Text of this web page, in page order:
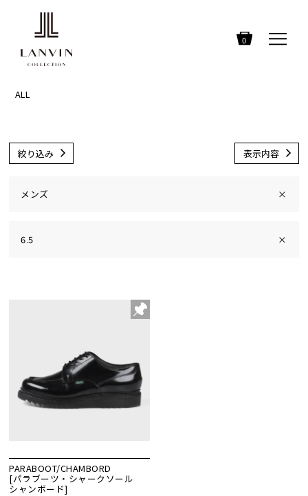
0
ALL
絞り込み 表示内容
メンズ ×
6.5 ×
PARABOOT/CHAMBORD
[パラブーツ・シャークソール
シャンボード]